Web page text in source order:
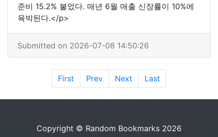
준비 15.2% 불었다. 매년 6월 매출 신장률이 10%에
육박된다.</p>
Submitted on 2026-07-08 14:50:26
First Prev Next Last
Copyright © Random Bookmarks 2026